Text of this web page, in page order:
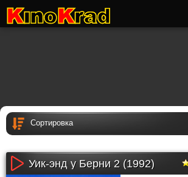
Уик-энд у Берни 2 (1992)